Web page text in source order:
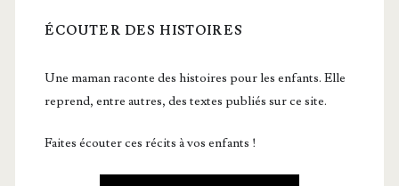
ÉCOUTER DES HISTOIRES
Une maman raconte des histoires pour les enfants. Elle
reprend, entre autres, des textes publiés sur ce site.
Faites écouter ces récits à vos enfants !